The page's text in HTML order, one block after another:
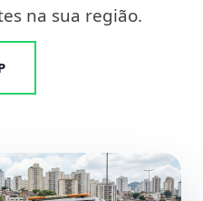
na sua região.